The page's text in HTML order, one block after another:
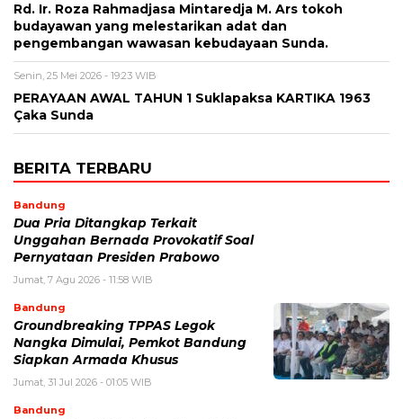
Rd. Ir. Roza Rahmadjasa Mintaredja M. Ars tokoh
budayawan yang melestarikan adat dan
pengembangan wawasan kebudayaan Sunda.
Senin, 25 Mei 2026 - 19:23 WIB
PERAYAAN AWAL TAHUN 1 Suklapaksa KARTIKA 1963
Çaka Sunda
BERITA TERBARU
Bandung
Dua Pria Ditangkap Terkait
Unggahan Bernada Provokatif Soal
Pernyataan Presiden Prabowo
Jumat, 7 Agu 2026 - 11:58 WIB
Bandung
Groundbreaking TPPAS Legok
Nangka Dimulai, Pemkot Bandung
Siapkan Armada Khusus
Jumat, 31 Jul 2026 - 01:05 WIB
Bandung